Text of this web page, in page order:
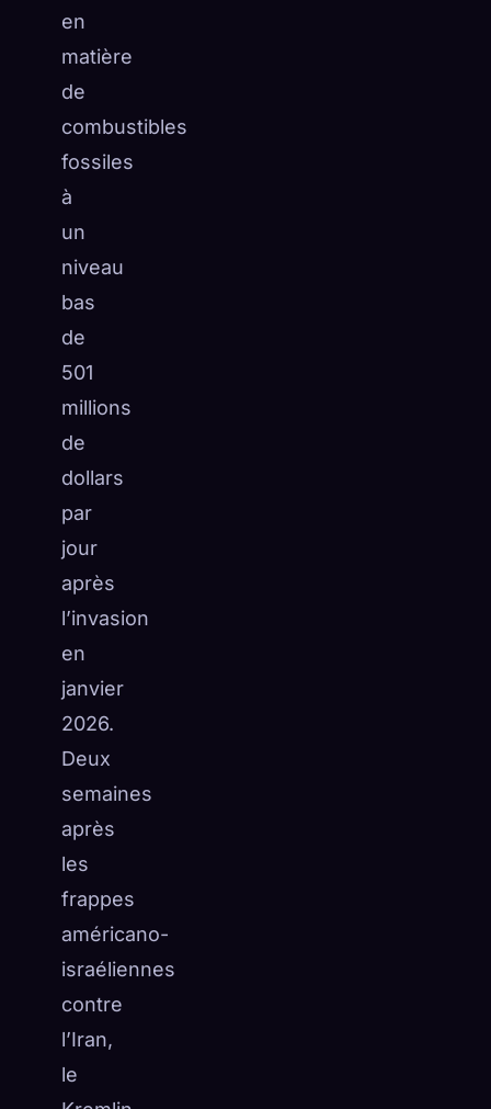
en
matière
de
combustibles
fossiles
à
un
niveau
bas
de
501
millions
de
dollars
par
jour
après
l’invasion
en
janvier
2026.
Deux
semaines
après
les
frappes
américano-
israéliennes
contre
l’Iran,
le